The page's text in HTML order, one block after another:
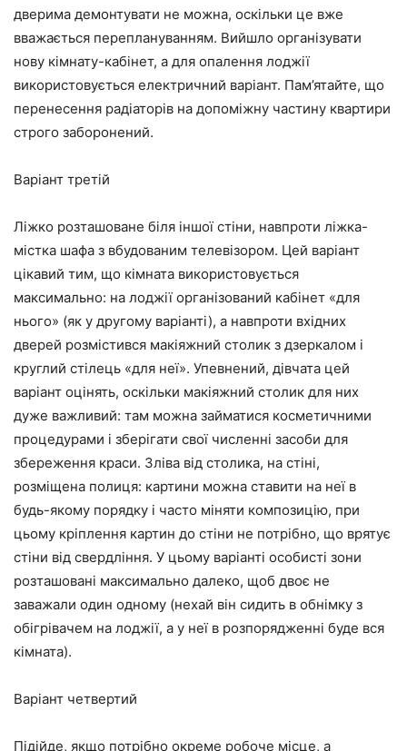
дверима демонтувати не можна, оскільки це вже
вважається переплануванням. Вийшло організувати
нову кімнату-кабінет, а для опалення лоджії
використовується електричний варіант. Пам’ятайте, що
перенесення радіаторів на допоміжну частину квартири
строго заборонений.
Варіант третій
Ліжко розташоване біля іншої стіни, навпроти ліжка-
містка шафа з вбудованим телевізором. Цей варіант
цікавий тим, що кімната використовується
максимально: на лоджії організований кабінет «для
нього» (як у другому варіанті), а навпроти вхідних
дверей розмістився макіяжний столик з дзеркалом і
круглий стілець «для неї». Упевнений, дівчата цей
варіант оцінять, оскільки макіяжний столик для них
дуже важливий: там можна займатися косметичними
процедурами і зберігати свої численні засоби для
збереження краси. Зліва від столика, на стіні,
розміщена полиця: картини можна ставити на неї в
будь-якому порядку і часто міняти композицію, при
цьому кріплення картин до стіни не потрібно, що врятує
стіни від свердління. У цьому варіанті особисті зони
розташовані максимально далеко, щоб двоє не
заважали один одному (нехай він сидить в обнімку з
обігрівачем на лоджії, а у неї в розпорядженні буде вся
кімната).
Варіант четвертий
Підійде, якщо потрібно окреме робоче місце, а